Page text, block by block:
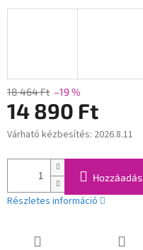
18 464 Ft –19 %
14 890 Ft
Egységár:
Várható kézbesítés: 2026.8.11
Részletes információ